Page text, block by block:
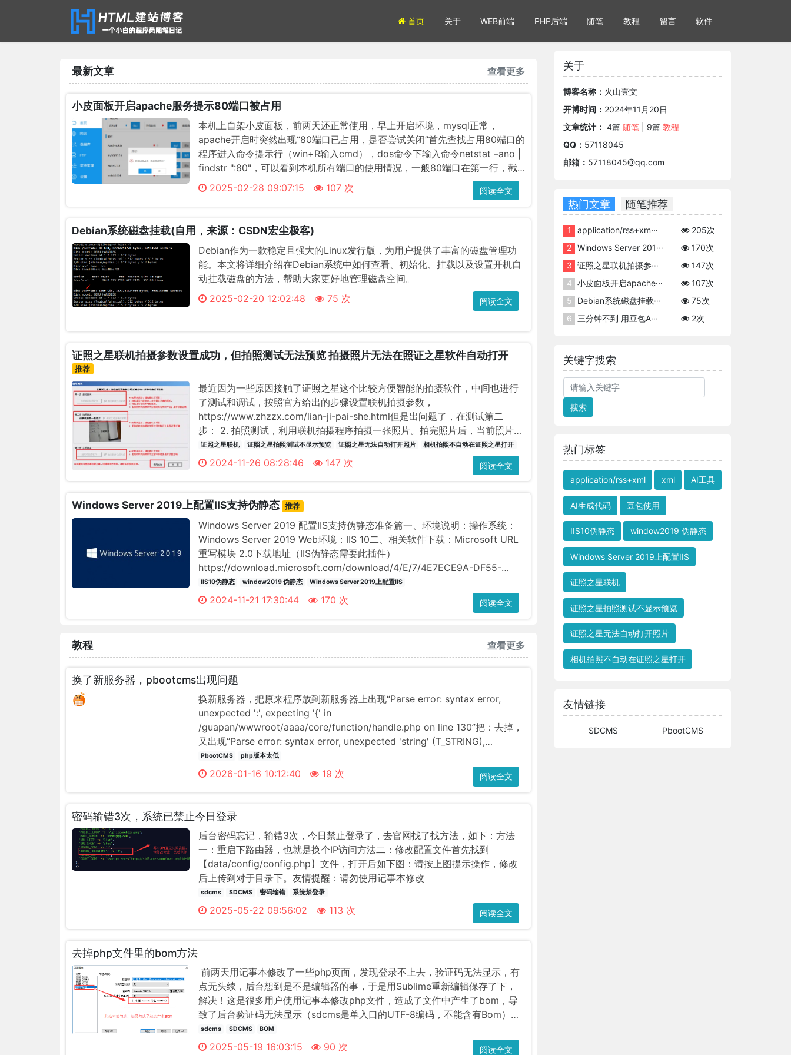
首页 关于 WEB前端 PHP后端 随笔 教程 留言 软件
最新文章 查看更多
小皮面板开启apache服务提示80端口被占用
本机上自架小皮面板，前两天还正常使用，早上开启环境，mysql正常，
apache开启时突然出现“80端口已占用，是否尝试关闭”首先查找占用80端口的
程序进入命令提示行（win+R输入cmd），dos命令下输入命令netstat –ano |
findstr ":80"，可以看到本机所有端口的使用情况，一般80端口在第一行，截
图显示，端口已经被占···
2025-02-28 09:07:15 107 次 阅读全文
Debian系统磁盘挂载(自用，来源：CSDN宏尘极客)
Debian作为一款稳定且强大的Linux发行版，为用户提供了丰富的磁盘管理功
能。本文将详细介绍在Debian系统中如何查看、初始化、挂载以及设置开机自
动挂载磁盘的方法，帮助大家更好地管理磁盘空间。
2025-02-20 12:02:48
75 次 阅读全文
证照之星联机拍摄参数设置成功，但拍照测试无法预览 拍摄照片无法在照证之星软件自动打开
推荐
最近因为一些原因接触了证照之星这个比较方便智能的拍摄软件，中间也进行
了测试和调试，按照官方给出的步骤设置联机拍摄参数，
https://www.zhzzx.com/lian-ji-pai-she.html但是出问题了，在测试第二
步： 2. 拍照测试，利用联机拍摄程序拍摄一张照片。拍完照片后，当前照片区
域会显示你联机拍摄的照片。确认已经正确读取···
证照之星联机 证照之星拍照测试不显示预览 证照之星无法自动打开照片 相机拍照不自动在证照之星打开
2024-11-26 08:28:46 147 次 阅读全文
Windows Server 2019上配置IIS支持伪静态 推荐
Windows Server 2019 配置IIS支持伪静态准备篇一、环境说明：操作系统：
Windows Server 2019 Web环境：IIS 10二、相关软件下载：Microsoft URL
重写模块 2.0下载地址（IIS伪静态需要此插件）
https://download.microsoft.com/download/4/E/7/4E7ECE9A-DF55-
4F90-A354-B497072BDE0A/rewrite_x64_zh-CN.msi 开始配置···
IIS10伪静态 window2019 伪静态 Windows Server 2019上配置IIS
2024-11-21 17:30:44 170 次 阅读全文
教程 查看更多
换了新服务器，pbootcms出现问题
换新服务器，把原来程序放到新服务器上出现“Parse error: syntax error,
unexpected ':', expecting '{' in
/guapan/wwwroot/aaaa/core/function/handle.php on line 130”把：去掉，
又出现“Parse error: syntax error, unexpected 'string' (T_STRING),
expecting '{' in handle.php on···
PbootCMS php版本太低
2026-01-16 10:12:40 19 次 阅读全文
密码输错3次，系统已禁止今日登录
后台密码忘记，输错3次，今日禁止登录了，去官网找了找方法，如下：方法
一：重启下路由器，也就是换个IP访问方法二：修改配置文件首先找到
【data/config/config.php】文件，打开后如下图：请按上图提示操作，修改
后上传到对于目录下。友情提醒：请勿使用记事本修改
sdcms SDCMS 密码输错 系统禁登录
2025-05-22 09:56:02 113 次 阅读全文
去掉php文件里的bom方法
前两天用记事本修改了一些php页面，发现登录不上去，验证码无法显示，有
点无头续，后台想到是不是编辑器的事，于是用Sublime重新编辑保存了下，
解决！这是很多用户使用记事本修改php文件，造成了文件中产生了bom，导
致了后台验证码无法显示（sdcms是单入口的UTF-8编码，不能含有Bom），
如果使用记事本修改了， 要···
sdcms SDCMS BOM
2025-05-19 16:03:15 90 次 阅读全文
关于
博客名称： 火山壹文
开博时间： 2024年11月20日
文章统计： 4篇 随笔 | 9篇 教程
QQ： 57118045
邮箱： 57118045@qq.com
热门文章 随笔推荐
1 application/rss+xm···
205次
2 Windows Server 201···
170次
3 证照之星联机拍摄参···
147次
4 小皮面板开启apache···
107次
5
Debian系统磁盘挂载···
75次
6
三分钟不到 用豆包A··· 2次
关键字搜索
搜索
热门标签
application/rss+xml xml AI工具
AI生成代码 豆包使用
IIS10伪静态 window2019 伪静态
Windows Server 2019上配置IIS
证照之星联机
证照之星拍照测试不显示预览
证照之星无法自动打开照片
相机拍照不自动在证照之星打开
友情链接
SDCMS PbootCMS